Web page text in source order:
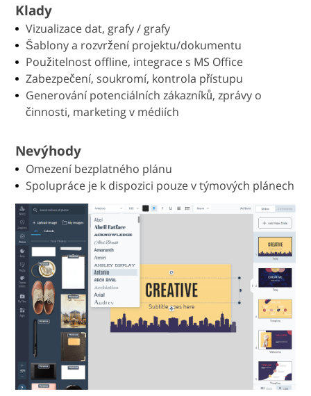
Klady
Vizualizace dat, grafy / grafy
Šablony a rozvržení projektu/dokumentu
Použitelnost offline, integrace s MS Office
Zabezpečení, soukromí, kontrola přístupu
Generování potenciálních zákazníků, zprávy o
činnosti, marketing v médiích
Nevýhody
Omezení bezplatného plánu
Spolupráce je k dispozici pouze v týmových plánech